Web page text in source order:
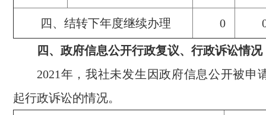
四、结转下年度继续办理 0
四、政府信息公开行政复议、行政诉讼情况
2021年，我社未发生因政府信息公开被申
起行政诉讼的情况。